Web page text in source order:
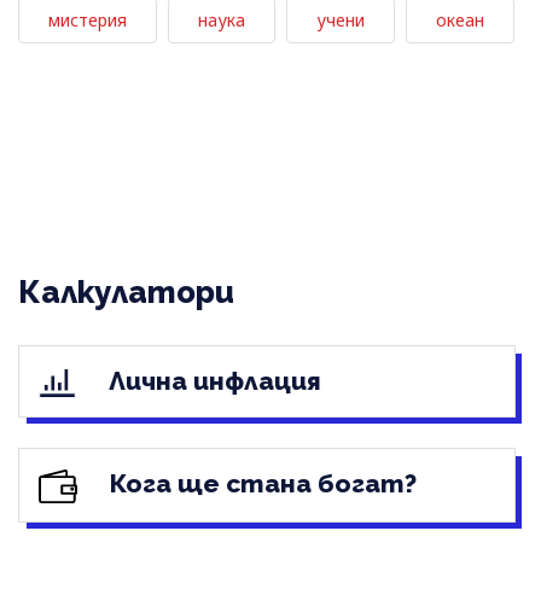
мистерия наука учени океан
Калкулатори
Лична инфлация
Кога ще стана богат?